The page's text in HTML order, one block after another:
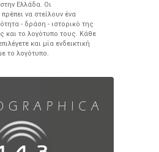
Ελλάδα. Οι
να στείλουν ένα
- δράση - ιστορικό της
το λογότυπο τους. Κάθε
και μία ενδεικτική
το λογότυπο.